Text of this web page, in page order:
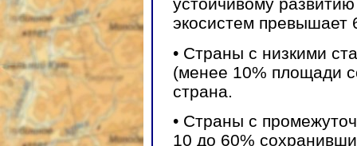
устойчивому
экосистем превышает
• Страны с низкими
(менее 10% площади
страна.
• Страны с
10 до 60%